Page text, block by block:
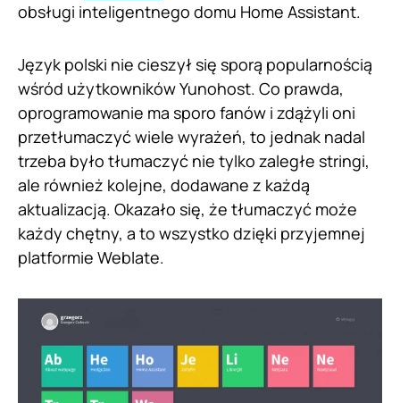
obsługi inteligentnego domu Home Assistant.
Język polski nie cieszył się sporą popularnością
wśród użytkowników Yunohost. Co prawda,
oprogramowanie ma sporo fanów i zdążyli oni
przetłumaczyć wiele wyrażeń, to jednak nadal
trzeba było tłumaczyć nie tylko zaległe stringi,
ale również kolejne, dodawane z każdą
aktualizacją. Okazało się, że tłumaczyć może
każdy chętny, a to wszystko dzięki przyjemnej
platformie Weblate.